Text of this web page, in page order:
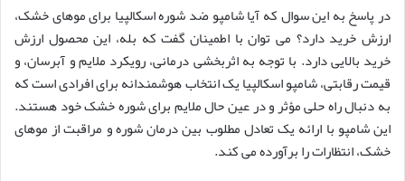
در پاسخ به این سوال که آیا شامپو ضد شوره اسکالپیا برای موهای خشک،
ارزش خرید دارد؟ می توان با اطمینان گفت که بله، این محصول ارزش
خرید بالایی دارد. با توجه به اثربخشی درمانی، رویکرد ملایم و آبرسان، و
قیمت رقابتی، شامپو اسکالپیا یک انتخاب هوشمندانه برای افرادی است که
به دنبال راه حلی مؤثر و در عین حال ملایم برای شوره خشک خود هستند.
این شامپو با ارائه یک تعادل مطلوب بین درمان شوره و مراقبت از موهای
خشک، انتظارات را برآورده می کند.